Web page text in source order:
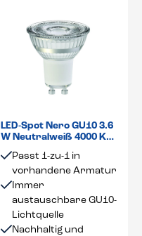
LED-Spot Nero GU10 3.6
W Neutralweiß 4000 K
Passt 1-zu-1 in
vorhandene Armatur
Immer
austauschbare GU10-
Lichtquelle
Nachhaltig und